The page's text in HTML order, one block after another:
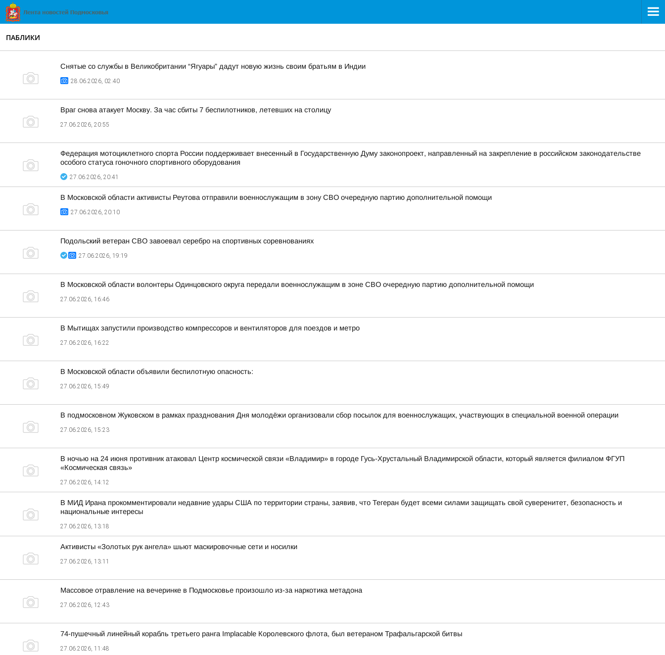
ПАБЛИКИ
Снятые со службы в Великобритании “Ягуары” дадут новую жизнь своим братьям в Индии
28.06.2026, 02:40
Враг снова атакует Москву. За час сбиты 7 беспилотников, летевших на столицу
27.06.2026, 20:55
Федерация мотоциклетного спорта России поддерживает внесенный в Государственную Думу законопроект, направленный на закрепление в российском законодательстве
особого статуса гоночного спортивного оборудования
27.06.2026, 20:41
В Московской области активисты Реутова отправили военнослужащим в зону СВО очередную партию дополнительной помощи
27.06.2026, 20:10
Подольский ветеран СВО завоевал серебро на спортивных соревнованиях
27.06.2026, 19:19
В Московской области волонтеры Одинцовского округа передали военнослужащим в зоне СВО очередную партию дополнительной помощи
27.06.2026, 16:46
В Мытищах запустили производство компрессоров и вентиляторов для поездов и метро
27.06.2026, 16:22
В Московской области объявили беспилотную опасность:
27.06.2026, 15:49
В подмосковном Жуковском в рамках празднования Дня молодёжи организовали сбор посылок для военнослужащих, участвующих в специальной военной операции
27.06.2026, 15:23
В ночью на 24 июня противник атаковал Центр космической связи «Владимир» в городе Гусь-Хрустальный Владимирской области, который является филиалом ФГУП
«Космическая связь»
27.06.2026, 14:12
В МИД Ирана прокомментировали недавние удары США по территории страны, заявив, что Тегеран будет всеми силами защищать свой суверенитет, безопасность и
национальные интересы
27.06.2026, 13:18
Активисты «Золотых рук ангела» шьют маскировочные сети и носилки
27.06.2026, 13:11
Массовое отравление на вечеринке в Подмосковье произошло из-за наркотика метадона
27.06.2026, 12:43
74-пушечный линейный корабль третьего ранга Implacable Королевского флота, был ветераном Трафальгарской битвы
27.06.2026, 11:48